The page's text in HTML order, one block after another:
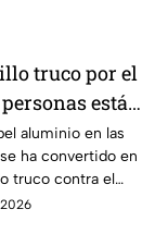
truco por el
están
sus ventanas
aluminio y lo
los
sobre su
aluminio en las
ha convertido en
truco contra el
¿realmente